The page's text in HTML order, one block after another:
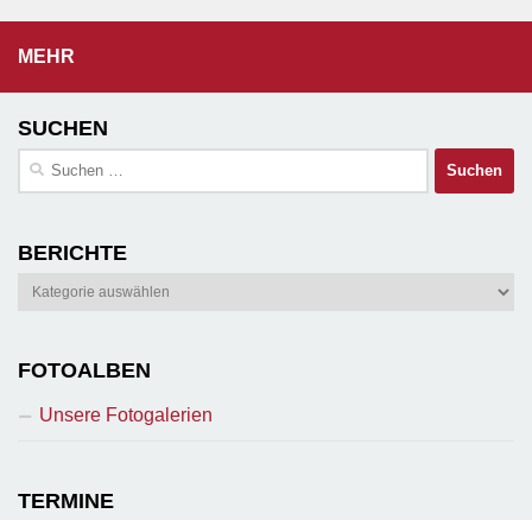
MEHR
SUCHEN
Suchen
BERICHTE
Berichte
FOTOALBEN
Unsere Fotogalerien
TERMINE